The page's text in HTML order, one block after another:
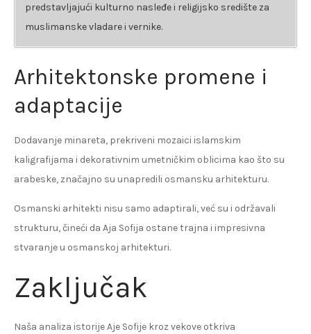
predstavljajući kulturno nasleđe i religijsko središte za
muslimanske vladare i vernike.
Arhitektonske promene i
adaptacije
Dodavanje minareta, prekriveni mozaici islamskim
kaligrafijama i dekorativnim umetničkim oblicima kao što su
arabeske, značajno su unapredili osmansku arhitekturu.
Osmanski arhitekti nisu samo adaptirali, već su i održavali
strukturu, čineći da Aja Sofija ostane trajna i impresivna
stvaranje u osmanskoj arhitekturi.
Zaključak
Naša analiza istorije Aje Sofije kroz vekove otkriva